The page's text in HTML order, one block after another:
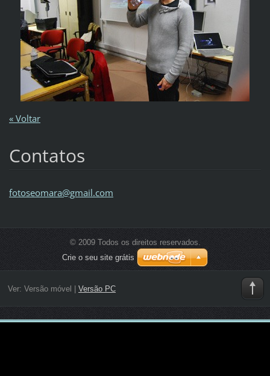
« Voltar
Contatos
fotoseomara@gmail.com
© 2009 Todos os direitos reservados.
Crie o seu site grátis
Ver: Versão móvel Versão PC